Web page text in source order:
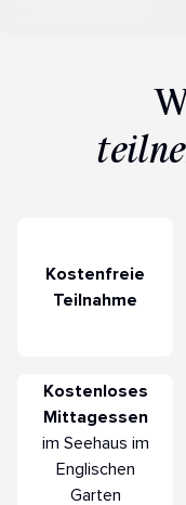
Kostenfreie
Teilnahme
Kostenloses
Mittagessen
im Seehaus im
Englischen
Garten